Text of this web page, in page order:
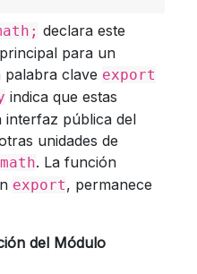
declara este
para un
palabra clave export
indica que estas
interfaz pública del
unidades de
math. La función
export, permanece
del Módulo